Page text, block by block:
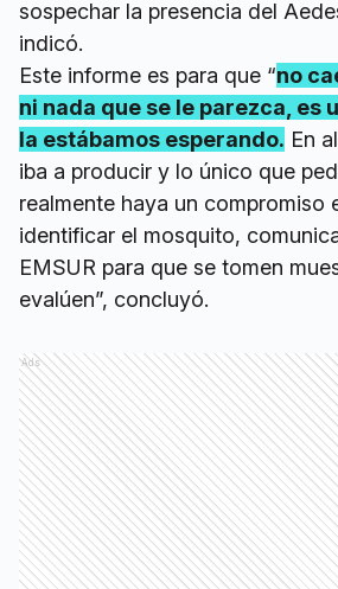
sospechar la presencia del
indicó.
Este informe es para que “no
ni nada que se le parezca, es
la estábamos esperando. En
iba a producir y lo único que
realmente haya un compromiso
identificar el mosquito,
EMSUR para que se tomen
evalúen”, concluyó.
Ads